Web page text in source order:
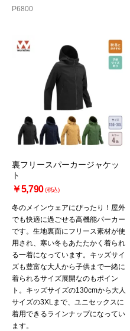
P6800
裏フリースパーカージャケッ
ト
￥5,790(税込)
冬のメインウェアにぴったり！屋外
でも快適に過ごせる高機能パーカー
です。生地裏面にフリース素材が使
用され、寒い冬もあたたかく着られ
る一着になっています。キッズサイ
ズも豊富な大人から子供まで一緒に
着られるサイズ展開なのもポイン
ト。キッズサイズの130cmから大人
サイズの3XLまで、ユニセックスに
着用できるラインナップになってい
ます。